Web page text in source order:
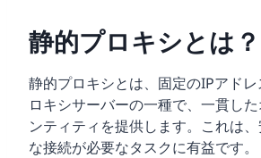
静的プロキシとは？
静的プロキシとは、固定のIPアド
ロキシサーバーの一種で、一貫し
ンティティを提供します。これは
な接続が必要なタスクに有益です。